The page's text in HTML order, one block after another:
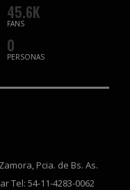
45.6K
FANS
0
PERSONAS
Pcia. de Bs. As.
Tel: 54-11-4283-0062